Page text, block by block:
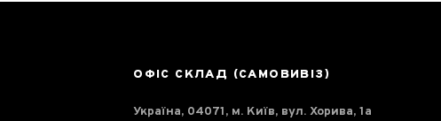
ОФІС СКЛАД (САМОВИВІЗ)
Україна, 04071, м. Київ, вул. Хорива, 1а